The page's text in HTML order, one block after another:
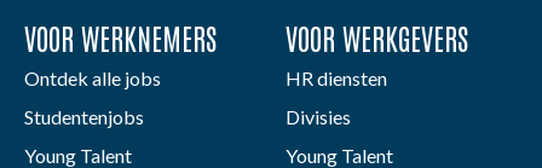
VOOR WERKNEMERS
Ontdek alle jobs
Studentenjobs
Young Talent
VOOR WERKGEVERS
HR diensten
Divisies
Young Talent